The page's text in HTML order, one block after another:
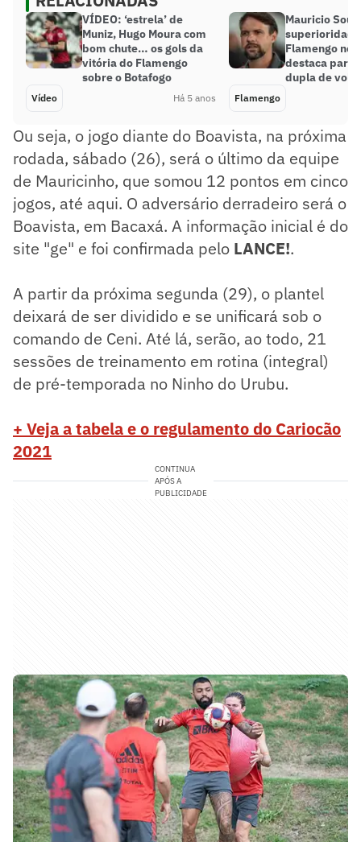
VÍDEO: ‘estrela’ de
Muniz, Hugo Moura com
bom chute… os gols da
vitória do Flamengo
sobre o Botafogo
Vídeo Há 5 anos
Mauricio
Flamengo no
destaca
dupla de
Flamengo
Ou seja, o jogo diante do Boavista, na próxima
rodada, sábado (26), será o último da equipe
de Mauricinho, que somou 12 pontos em cinco
jogos, até aqui. O adversário derradeiro será o
Boavista, em Bacaxá. A informação inicial é do
site "ge" e foi confirmada pelo LANCE!.
A partir da próxima segunda (29), o plantel
deixará de ser dividido e se unificará sob o
comando de Ceni. Até lá, serão, ao todo, 21
sessões de treinamento em rotina (integral)
de pré-temporada no Ninho do Urubu.
+ Veja a tabela e o regulamento do Cariocão
2021
CONTINUA
APÓS A
PUBLICIDADE